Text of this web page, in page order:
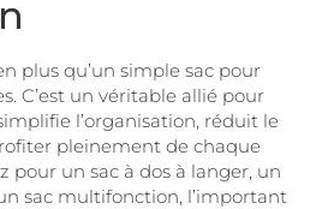
plus qu’un simple sac pour
C’est un véritable allié pour
l’organisation, réduit le
pleinement de chaque
pour un sac à dos à langer, un
sac multifonction, l’important